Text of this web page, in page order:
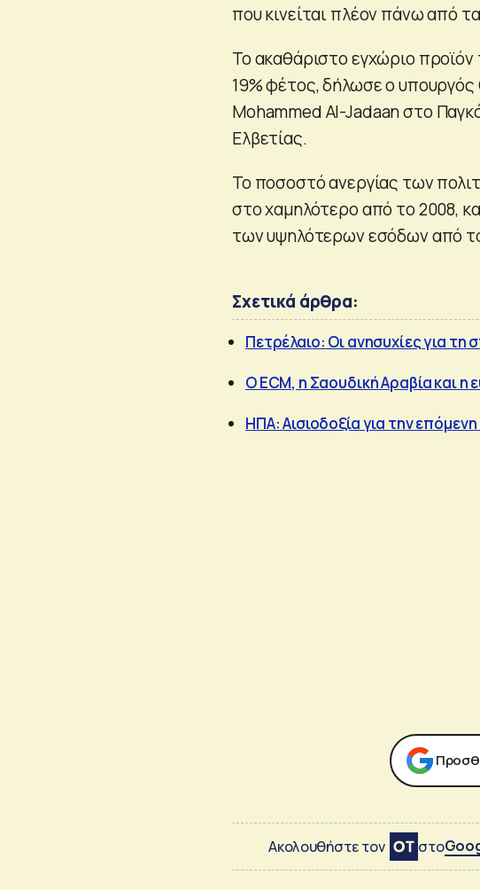
που κινείται πλέον πάνω από
Το ακαθάριστο εγχώριο προϊόν
19% φέτος, δήλωσε ο
Mohammed Al-Jadaan στο
Ελβετίας.
Το ποσοστό ανεργίας των
στο χαμηλότερο από το 2008,
των υψηλότερων εσόδων από
Σχετικά άρθρα:
Πετρέλαιο: Οι ανησυχίες για
Ο ECM, η Σαουδική Αραβία και η
ΗΠΑ: Αισιοδοξία για την
Ακολουθήστε τον στο